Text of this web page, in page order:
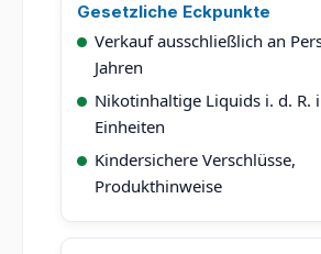
Gesetzliche Eckpunkte
Verkauf ausschließlich an
Jahren
Nikotinhaltige Liquids i. d. R.
Einheiten
Kindersichere Verschlüsse,
Produkthinweise